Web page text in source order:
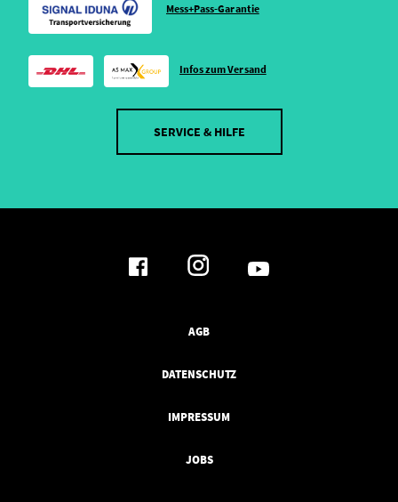
Mess+Pass-Garantie
Infos zum Versand
SERVICE & HILFE
AGB
DATENSCHUTZ
IMPRESSUM
JOBS